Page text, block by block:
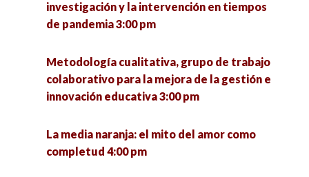
La resiliencia como eje para enfrentar el futuro
desde las personas mayores (1) 5:00 pm
Ética, política y argumentación 5:00 pm
pandemia 5:00 pm
investigación y la intervención en tiempos
de pandemia 3:00 pm
Metodología cualitativa, grupo de trabajo
colaborativo para la mejora de la gestión e
innovación educativa 3:00 pm
La media naranja: el mito del amor como
completud 4:00 pm